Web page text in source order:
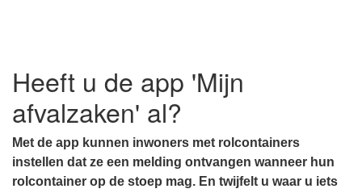
Heeft u de app 'Mijn
afvalzaken' al?
Met de app kunnen inwoners met rolcontainers
instellen dat ze een melding ontvangen wanneer hun
rolcontainer op de stoep mag. En twijfelt u waar u iets